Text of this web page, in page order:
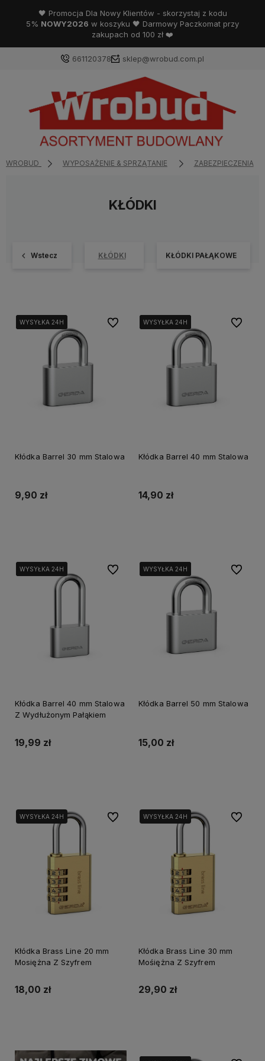
🖤 Promocja Dla Nowy Klientów - skorzystaj z kodu
5% NOWY2026 w koszyku 🖤 Darmowy Paczkomat przy
zakupach od 100 zł ❤️
661120378 sklep@wrobud.com.pl
WROBUD WYPOSAŻENIE & SPRZĄTANIE ZABEZPIECZENIA
KŁÓDKI
Wstecz KŁÓDKI KŁÓDKI PAŁĄKOWE
WYSYŁKA 24H
WYSYŁKA 24H
WYSYŁKA 24H
Kłódka Barrel 30 mm Stalowa
9,90 zł
Do ulubionychWYSYŁKA 24H
WYSYŁKA 24H
WYSYŁKA 24H
Kłódka Barrel 40 mm Stalowa
14,90 zł
Do
WYSYŁKA 24H
WYSYŁKA 24H
WYSYŁKA 24H
Kłódka Barrel 40 mm Stalowa
Z Wydłużonym Pałąkiem
19,99 zł
Do ulubionychWYSYŁKA 24H
WYSYŁKA 24H
WYSYŁKA 24H
Kłódka Barrel 50 mm Stalowa
15,00 zł
Do
WYSYŁKA 24H
Kłódka Brass Line 20 mm
Mosiężna Z Szyfrem
18,00 zł
Do ulubionychWYSYŁKA 24H
Kłódka Brass Line 30 mm
Mośiężna Z Szyfrem
29,90 zł
Do